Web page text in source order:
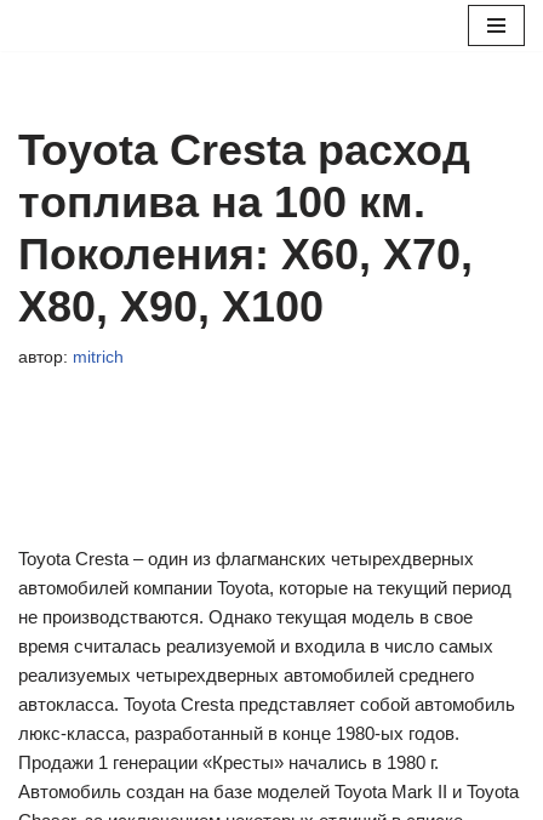
Toyota Cresta расход
топлива на 100 км.
Поколения: X60, X70,
X80, X90, X100
автор: mitrich
Toyota Cresta – один из флагманских четырехдверных
автомобилей компании Toyota, которые на текущий период
не производстваются. Однако текущая модель в свое
время считалась реализуемой и входила в число самых
реализуемых четырехдверных автомобилей среднего
автокласса. Toyota Cresta представляет собой автомобиль
люкс-класса, разработанный в конце 1980-ых годов.
Продажи 1 генерации «Кресты» начались в 1980 г.
Автомобиль создан на базе моделей Toyota Mark II и Toyota